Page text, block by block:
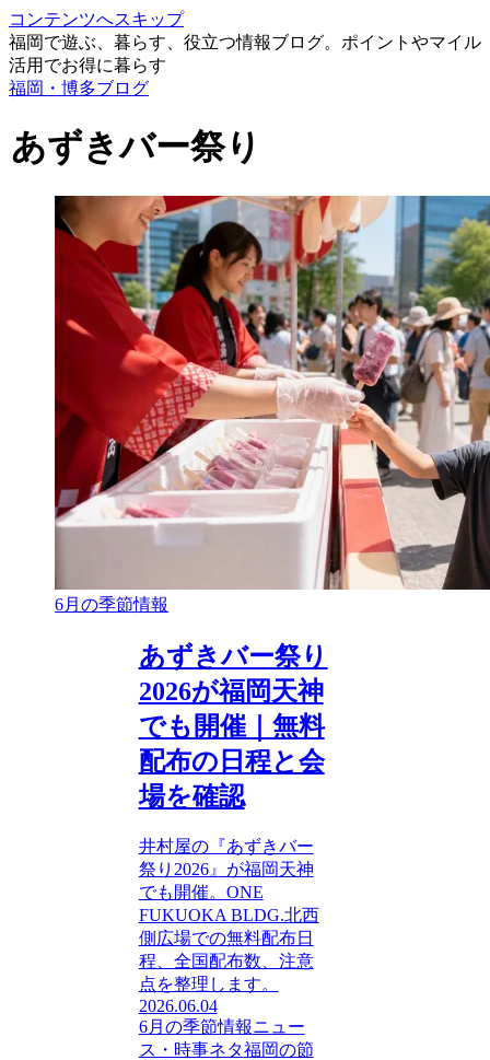
コンテンツへスキップ
福岡で遊ぶ、暮らす、役立つ情報ブログ。ポイントやマイル
活用でお得に暮らす
福岡・博多ブログ
あずきバー祭り
6月の季節情報
あずきバー祭り
2026が福岡天神
でも開催｜無料
配布の日程と会
場を確認
井村屋の『あずきバー
祭り2026』が福岡天神
でも開催。ONE
FUKUOKA BLDG.北西
側広場での無料配布日
程、全国配布数、注意
点を整理します。
2026.06.04
6月の季節情報ニュー
ス・時事ネタ福岡の節